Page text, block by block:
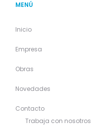
MENÚ
Inicio
Empresa
Obras
Novedades
Contacto
Trabaja con nosotros